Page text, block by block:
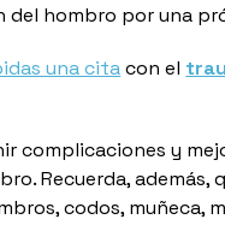
hombro por una
una citacon el
y
Recuerda, además,
codos, muñeca,